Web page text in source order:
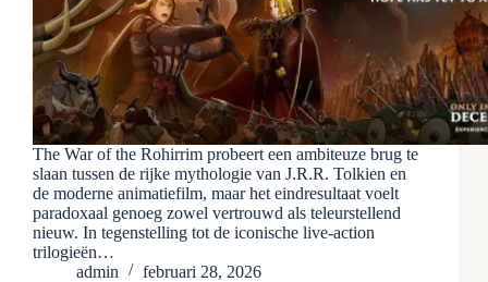
The War of the Rohirrim probeert een ambiteuze brug te
slaan tussen de rijke mythologie van J.R.R. Tolkien en
de moderne animatiefilm, maar het eindresultaat voelt
paradoxaal genoeg zowel vertrouwd als teleurstellend
nieuw. In tegenstelling tot de iconische live‑action
trilogieën…
admin
februari 28, 2026